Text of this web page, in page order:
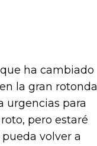
ha cambiado
la gran rotonda
urgencias para
pero estaré
volver a